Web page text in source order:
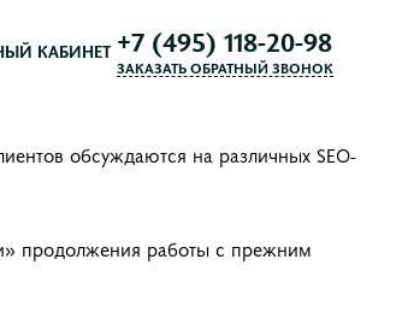
КАБИНЕТ +7 (495) 118-20-98
ЗАКАЗАТЬ ОБРАТНЫЙ ЗВОНОК
обсуждаются на различных SEO-
продолжения работы с прежним